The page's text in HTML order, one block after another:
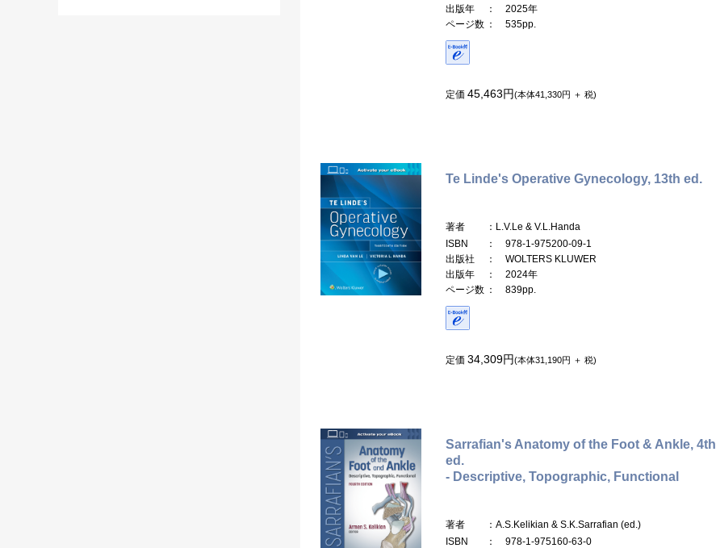
出版年
： 2025年
ページ数 ： 535pp.
定価 45,463円(本体41,330円 ＋ 税)
Te Linde's Operative Gynecology, 13th ed.
著者
：L.V.Le & V.L.Handa
ISBN
： 978-1-975200-09-1
出版社
： WOLTERS KLUWER
出版年
： 2024年
ページ数 ： 839pp.
定価 34,309円(本体31,190円 ＋ 税)
Sarrafian's Anatomy of the Foot & Ankle, 4th
ed.
- Descriptive, Topographic, Functional
著者
：A.S.Kelikian & S.K.Sarrafian (ed.)
ISBN
： 978-1-975160-63-0